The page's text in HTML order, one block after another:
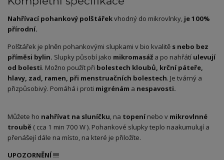
Nahřívací pohankový polštářekvhodný do mikrovlnky, je 100%
přírodní.
Polštářek je plněn pohankovými slupkami v bio kvalitě s nebo bez
příměsi bylin. Slupky působí jako mikromasáž a po nahřátí ulevují
od bolesti. Možno použít při bolestech kloubů, krční páteře,
hlavy, zad, ramen, při menstruačních bolestech. Je tvárný a
přizpůsobivý. Pomáhá i proti migrénám a nespavosti.
Můžete ho nahřívat na sluníčku, na topenínebo v mikrovlnné
troubě ( cca 1 min 700 W ). Pohankové slupky teplo naakumulují a
přenášejí dále na místo, na které je přiložíte.
UPOZORNĚNÍ !!!